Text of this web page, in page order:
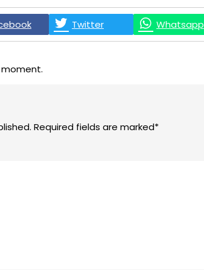
Twitter Whatsapp
Required fields are marked*